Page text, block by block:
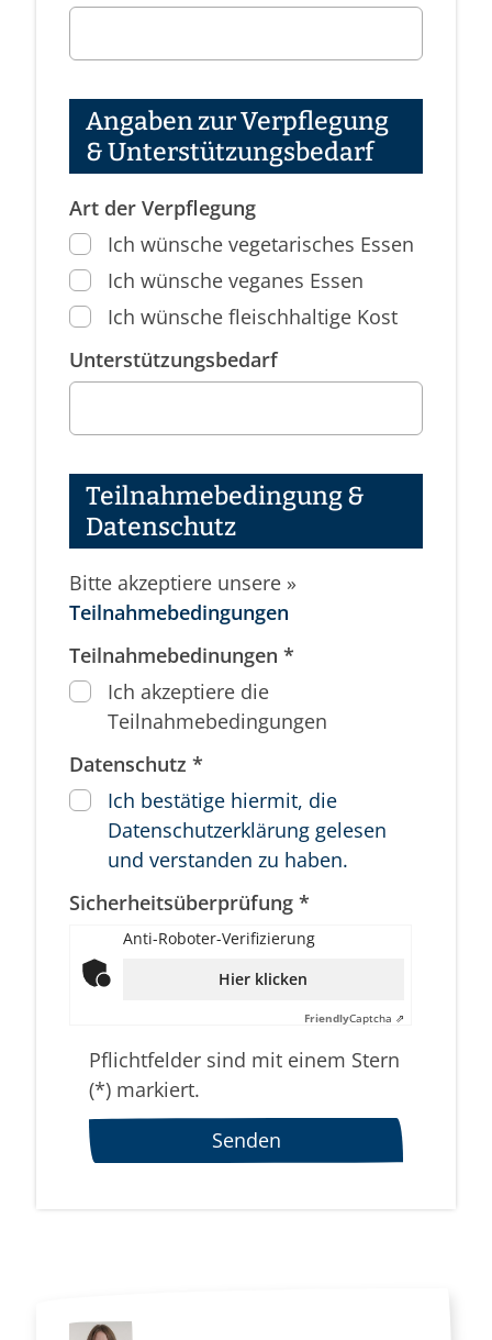
Angaben zur Verpflegung
& Unterstützungsbedarf
Art der Verpflegung
Ich wünsche vegetarisches Essen
Ich wünsche veganes Essen
Ich wünsche fleischhaltige Kost
Unterstützungsbedarf
Teilnahmebedingung &
Datenschutz
Bitte akzeptiere unsere »
Teilnahmebedingungen
Teilnahmebedinungen *
Ich akzeptiere die
Teilnahmebedingungen
Datenschutz *
Ich bestätige hiermit, die
Datenschutzerklärung gelesen
und verstanden zu haben.
Sicherheitsüberprüfung *
Anti-Roboter-Verifizierung
Hier klicken
FriendlyCaptcha ⇗
Pflichtfelder sind mit einem Stern
(*) markiert.